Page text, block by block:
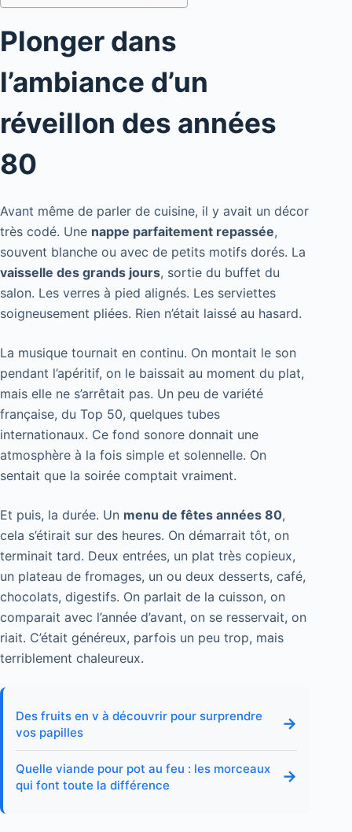
Plonger dans
l’ambiance d’un
réveillon des années
80
Avant même de parler de cuisine, il y avait un décor
très codé. Une nappe parfaitement repassée,
souvent blanche ou avec de petits motifs dorés. La
vaisselle des grands jours, sortie du buffet du
salon. Les verres à pied alignés. Les serviettes
soigneusement pliées. Rien n’était laissé au hasard.
La musique tournait en continu. On montait le son
pendant l’apéritif, on le baissait au moment du plat,
mais elle ne s’arrêtait pas. Un peu de variété
française, du Top 50, quelques tubes
internationaux. Ce fond sonore donnait une
atmosphère à la fois simple et solennelle. On
sentait que la soirée comptait vraiment.
Et puis, la durée. Un menu de fêtes années 80,
cela s’étirait sur des heures. On démarrait tôt, on
terminait tard. Deux entrées, un plat très copieux,
un plateau de fromages, un ou deux desserts, café,
chocolats, digestifs. On parlait de la cuisson, on
comparait avec l’année d’avant, on se resservait, on
riait. C’était généreux, parfois un peu trop, mais
terriblement chaleureux.
Des fruits en v à découvrir pour surprendre
vos papilles
→
Quelle viande pour pot au feu : les morceaux
qui font toute la différence
→